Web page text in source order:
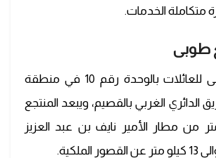
متكاملة الخدمات.
طوبى
يقع منتجع طوبى للعائلات بالوحدة رقم 10 في منطقة
الدائري الغربي بالقصيم، ويبعد المنتجع
متر من مطار الأمير نايف بن عبد العزيز